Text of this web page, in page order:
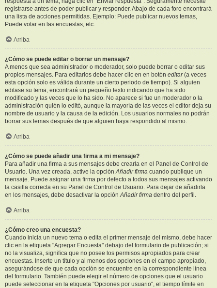
registrarse antes de poder publicar y responder. Abajo de cada foro encontrará
una lista de acciones permitidas. Ejemplo: Puede publicar nuevos temas,
Puede votar en las encuestas, etc.
Arriba
¿Cómo se puede editar o borrar un mensaje?
A menos que sea administrador o moderador, solo puede borrar o editar sus
propios mensajes. Para editarlos debe hacer clic en en botón editar(a veces
esta opción solo es válida durante un cierto periodo de tiempo). Si alguien
editase su tema, encontrará un pequeño texto indicando que ha sido
modificado y las veces que lo ha sido. No aparece si fue un moderador o la
administración quién lo editó, aunque la mayoría de las veces el editor deja su
nombre de usuario y la causa de la edición. Los usuarios normales no podrán
borrar sus temas después de que alguien haya respondido al mismo.
Arriba
¿Cómo se puede añadir una firma a mi mensaje?
Para añadir una firma a sus mensajes debe crearla en el Panel de Control de
Usuario. Una vez creada, active la opciónAñadir firma cuando publique un
mensaje. Puede asignar una firma por defecto a todos sus mensajes activando
la casilla correcta en su Panel de Control de Usuario. Para dejar de añadirla
en los mensajes, debe desactivar la opciónAñadir firma dentro del perfil.
Arriba
¿Cómo creo una encuesta?
Cuando inicia un nuevo tema o edita el primer mensaje del mismo, debe hacer
clic en la etiqueta "Agregar Encuesta" debajo del formulario de publicación; si
no la visualiza, significa que no posee los permisos apropiados para crear
encuestas. Inserte un título y al menos dos opciones en el campo apropiado,
asegurándose de que cada opción se encuentre en la correspondiente línea
del formulario. También puede elegir el número de opciones que el usuario
puede seleccionar en la etiqueta "Opciones por usuario", el tiempo límite en